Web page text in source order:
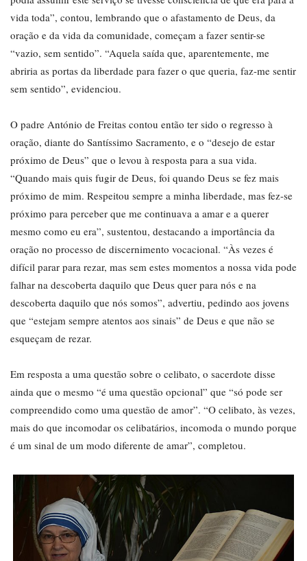
vida toda”, contou, lembrando que o afastamento de Deus, da
oração e da vida da comunidade, começam a fazer sentir-se
“vazio, sem sentido”. “Aquela saída que, aparentemente, me
abriria as portas da liberdade para fazer o que queria, faz-me sentir
sem sentido”, evidenciou.
O padre António de Freitas contou então ter sido o regresso à
oração, diante do Santíssimo Sacramento, e o “desejo de estar
próximo de Deus” que o levou à resposta para a sua vida.
“Quando mais quis fugir de Deus, foi quando Deus se fez mais
próximo de mim. Respeitou sempre a minha liberdade, mas fez-se
próximo para perceber que me continuava a amar e a querer
mesmo como eu era”, sustentou, destacando a importância da
oração no processo de discernimento vocacional. “Às vezes é
difícil parar para rezar, mas sem estes momentos a nossa vida pode
falhar na descoberta daquilo que Deus quer para nós e na
descoberta daquilo que nós somos”, advertiu, pedindo aos jovens
que “estejam sempre atentos aos sinais” de Deus e que não se
esqueçam de rezar.
Em resposta a uma questão sobre o celibato, o sacerdote disse
ainda que o mesmo “é uma questão opcional” que “só pode ser
compreendido como uma questão de amor”. “O celibato, às vezes,
mais do que incomodar os celibatários, incomoda o mundo porque
é um sinal de um modo diferente de amar”, completou.